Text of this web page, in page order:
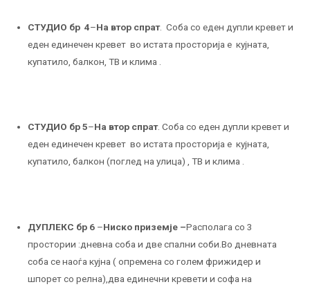
СТУДИО бр 4–На втор спрат. Соба со еден дупли кревет и
еден единечен кревет во истата просторија е кујната,
купатило, балкон, ТВ и клима .
СТУДИО бр 5–На втор спрат. Соба со еден дупли кревет и
еден единечен кревет во истата просторија е кујната,
купатило, балкон (поглед на улица) , ТВ и клима .
ДУПЛЕКС бр 6 –Ниско приземје –Располага со 3
простории :дневна соба и две спални соби.Во дневната
соба се наоѓа кујна ( опремена со голем фрижидер и
шпорет со релна),два единечни кревети и софа на